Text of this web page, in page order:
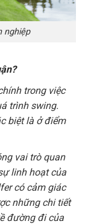
nghiệp
trong việc
trình swing.
biệt là ở điểm
vai trò quan
linh hoạt của
có cảm giác
những chi tiết
đường đi của